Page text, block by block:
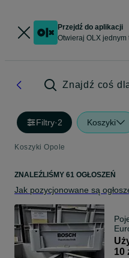
Przejdź do aplikacji
Otwieraj OLX jednym
Znajdź coś
Filtry·2 Koszyki
Koszyki Opole
ZNALEŹLIŚMY 61 OGŁOSZEŃ
Jak pozycjonowane są
10